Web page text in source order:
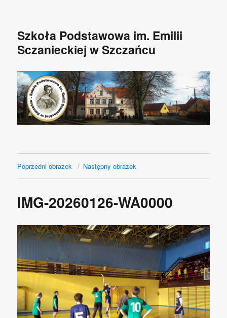
Szkoła Podstawowa im. Emilii
Sczanieckiej w Szczańcu
Poprzedni obrazek Następny obrazek
IMG-20260126-WA0000